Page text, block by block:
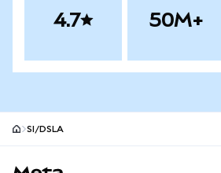
4.7 50M+
SI/DSLA